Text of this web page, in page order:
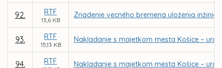
92. RTF
13,6 KB
Zriadenie vecného bremena uloženia
93. RTF
15,13 KB
Nakladanie s majetkom mesta Košice –
94. RTF Nakladanie s majetkom mesta Košice –